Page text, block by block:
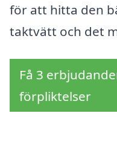
för att hitta den
taktvätt och det
Få 3
förpliktelser